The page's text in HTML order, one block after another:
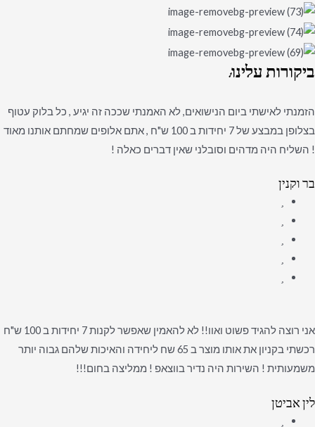
ביקורותעלינו:
הזמנתי לאישתי ביום הנישואים, לא האמנתי שככה זה יגיע , כל בלוק עטוף
בצלופן במבצע של 7 יחידות ב 100 ש"ח , אתם אלופים שמחתם אותנו מאוד
! השליח היה מדהים וסובלני שאין דברים כאלה !
בר וקנין
אני רוצה להגיד פשוט ואוו!! לא להאמין שאפשר לקנות 7 יחידות ב 100 ש"ח
רכשתי בקניון את אותו מוצר ב 65 שח ליחידה והאיכות שלהם גבוה יותר
משמעותית ! השירות היה נדיר בווצאפ ! ממליצה בחום!!!
לין אביטן